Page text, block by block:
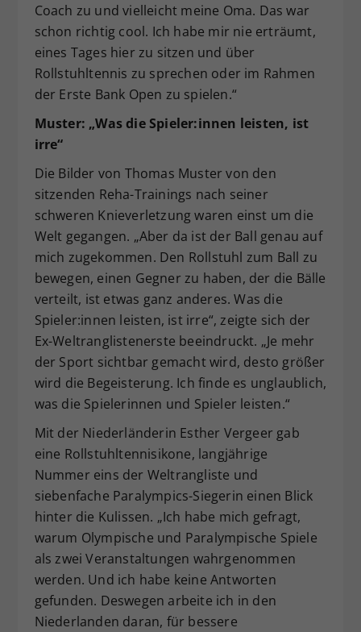
Coach zu und vielleicht meine Oma. Das war
schon richtig cool. Ich habe mir nie erträumt,
eines Tages hier zu sitzen und über
Rollstuhltennis zu sprechen oder im Rahmen
der Erste Bank Open zu spielen.“
Muster: „Was die Spieler:innen leisten, ist
irre“
Die Bilder von Thomas Muster von den
sitzenden Reha-Trainings nach seiner
schweren Knieverletzung waren einst um die
Welt gegangen. „Aber da ist der Ball genau auf
mich zugekommen. Den Rollstuhl zum Ball zu
bewegen, einen Gegner zu haben, der die Bälle
verteilt, ist etwas ganz anderes. Was die
Spieler:innen leisten, ist irre“, zeigte sich der
Ex-Weltranglistenerste beeindruckt. „Je mehr
der Sport sichtbar gemacht wird, desto größer
wird die Begeisterung. Ich finde es unglaublich,
was die Spielerinnen und Spieler leisten.“
Mit der Niederländerin Esther Vergeer gab
eine Rollstuhltennisikone, langjährige
Nummer eins der Weltrangliste und
siebenfache Paralympics-Siegerin einen Blick
hinter die Kulissen. „Ich habe mich gefragt,
warum Olympische und Paralympische Spiele
als zwei Veranstaltungen wahrgenommen
werden. Und ich habe keine Antworten
gefunden. Deswegen arbeite ich in den
Niederlanden daran, für bessere